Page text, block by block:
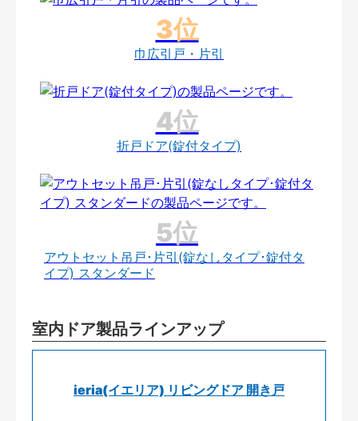
巾広引戸・片引
折戸ドア(錠付タイプ)
アウトセット吊戸･片引(錠なしタイプ･錠付タ
イプ) スタンダード
室内ドア製品ラインアップ
ieria(イエリア) リビングドア 開き戸